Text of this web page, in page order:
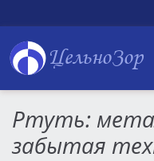
ЦельноЗор
Ртуть:
забытая